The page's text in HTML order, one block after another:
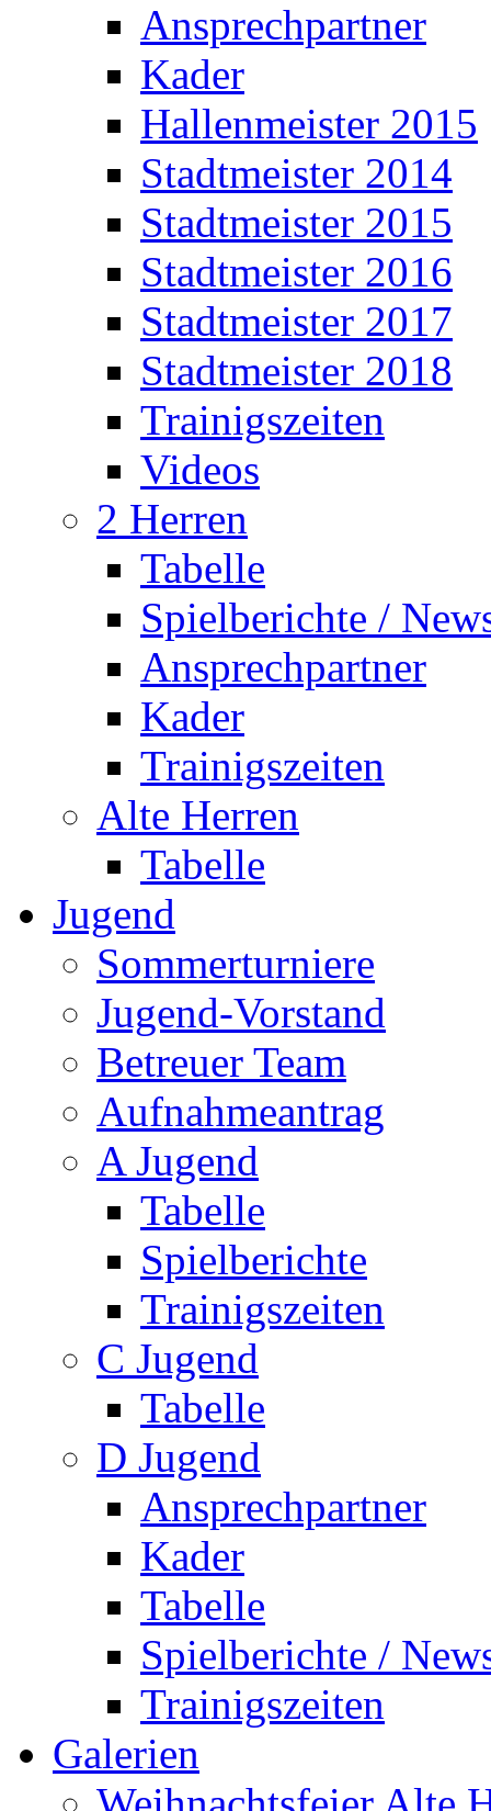
Ansprechpartner
Kader
Hallenmeister 2015
Stadtmeister 2014
Stadtmeister 2015
Stadtmeister 2016
Stadtmeister 2017
Stadtmeister 2018
Trainigszeiten
Videos
2 Herren
Tabelle
Spielberichte /
Ansprechpartner
Kader
Trainigszeiten
Alte Herren
Tabelle
Jugend
Sommerturniere
Jugend-Vorstand
Betreuer Team
Aufnahmeantrag
A Jugend
Tabelle
Spielberichte
Trainigszeiten
C Jugend
Tabelle
D Jugend
Ansprechpartner
Kader
Tabelle
Spielberichte /
Trainigszeiten
Galerien